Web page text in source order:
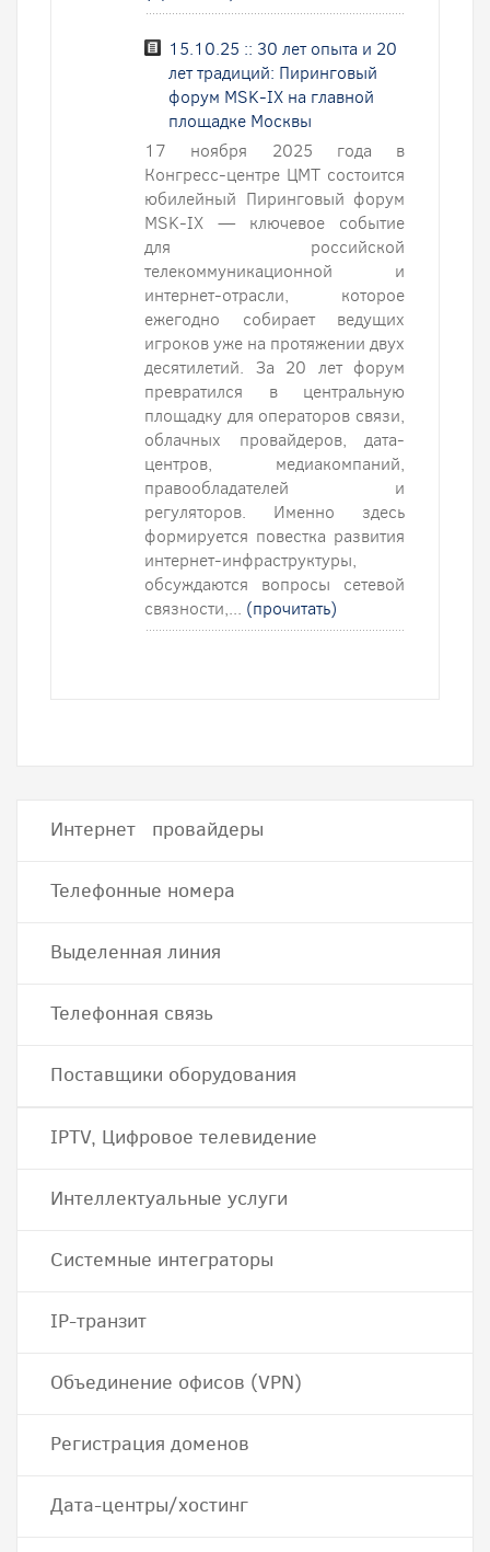
15.10.25 :: 30 лет опыта и 20
лет традиций: Пиринговый
форум MSK-IX на главной
площадке Москвы
17 ноября 2025 года в
Конгресс-центре ЦМТ состоится
юбилейный Пиринговый форум
MSK-IX — ключевое событие
для российской
телекоммуникационной и
интернет-отрасли, которое
ежегодно собирает ведущих
игроков уже на протяжении двух
десятилетий. За 20 лет форум
превратился в центральную
площадку для операторов связи,
облачных провайдеров, дата-
центров, медиакомпаний,
правообладателей и
регуляторов. Именно здесь
формируется повестка развития
интернет-инфраструктуры,
обсуждаются вопросы сетевой
связности,... (прочитать)
Интернет провайдеры
Телефонные номера
Выделенная линия
Телефонная связь
Поставщики оборудования
IPTV, Цифровое телевидение
Интеллектуальные услуги
Системные интеграторы
IP-транзит
Объединение офисов (VPN)
Регистрация доменов
Дата-центры/хостинг